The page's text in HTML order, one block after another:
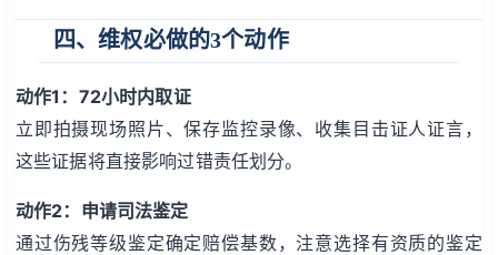
四、维权必做的3个动作
动作1：72小时内取证
立即拍摄现场照片、保存监控录像、收集目击证人证言，
这些证据将直接影响过错责任划分。
动作2：申请司法鉴定
通过伤残等级鉴定确定赔偿基数，注意选择有资质的鉴定